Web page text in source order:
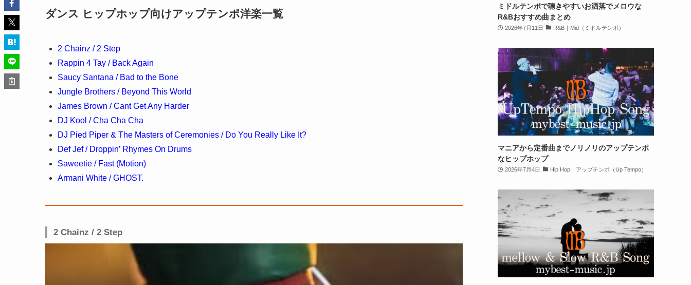
ダンス ヒップホップ向けアップテンポ洋楽一覧
2 Chainz / 2 Step
Rappin 4 Tay / Back Again
Saucy Santana / Bad to the Bone
Jungle Brothers / Beyond This World
James Brown / Cant Get Any Harder
DJ Kool / Cha Cha Cha
DJ Pied Piper & The Masters of Ceremonies / Do You Really Like It?
Def Jef / Droppin’ Rhymes On Drums
Saweetie / Fast (Motion)
Armani White / GHOST.
2 Chainz / 2 Step
ミドルテンポで聴きやすいお洒落でメロウな
R&Bおすすめ曲まとめ
2026年7月11日 R&B｜Mid（ミドルテンポ）
マニアから定番曲までノリノリのアップテンポ
なヒップホップ
2026年7月4日 Hip Hop｜アップテンポ（Up Tempo）